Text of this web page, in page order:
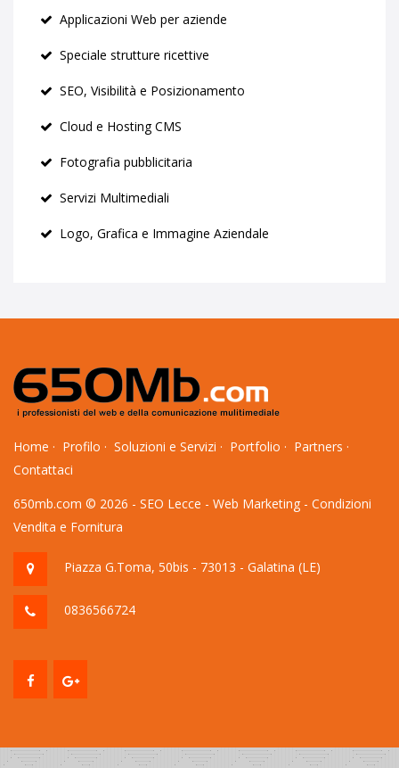
Applicazioni Web per aziende
Speciale strutture ricettive
SEO, Visibilità e Posizionamento
Cloud e Hosting CMS
Fotografia pubblicitaria
Servizi Multimediali
Logo, Grafica e Immagine Aziendale
Home · Profilo · Soluzioni e Servizi · Portfolio · Partners ·
Contattaci
650mb.com © 2026 - SEO Lecce - Web Marketing - Condizioni
Vendita e Fornitura
Piazza G.Toma, 50bis - 73013 - Galatina (LE)
0836566724